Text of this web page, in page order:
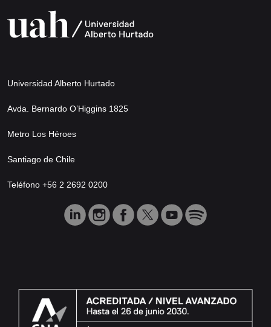
Universidad Alberto Hurtado
Avda. Bernardo O’Higgins 1825
Metro Los Héroes
Santiago de Chile
Teléfono +56 2 2692 0200